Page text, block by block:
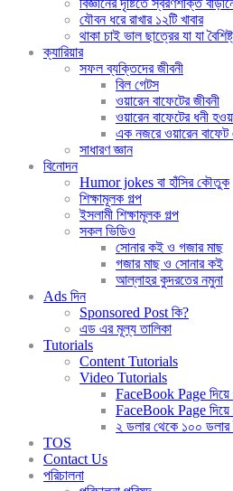
বিজ্ঞানের দৃষ্টিতে স্বরণশক্তি
যৌবন ধরে রাখার ১২টি খাবার
থাকা চাই ভাল ছাত্রের যা যা
ক্যারিয়ার
সফল ব্যক্তিদের জীবনী
বিল গেটস
ওয়ারেন বাফেটের জীবনী
ওয়ারেন বাফেটের ধনী
এক নজরে ওয়ারেন
সাধারণ জ্ঞান
বিনোদন
Humor jokes বা হাঁসির কৌতুক
শিক্ষামূলক গল্প
ইসলামী শিক্ষামূলক গল্প
সকল ভিডিও
সোনার কই ও গজার মাছ
গজার মাছ ও সোনার কই
আল্লাহর কুদরতের নমুনা
Ads দিন
Sponsored Post কি?
এড এর মূল্য তালিকা
Tutorials
Content Tutorials
Video Tutorials
FaceBook Page দিয়ে
FaceBook Page দিয়ে
২ ডলার থেকে ১০০ ডলার
TOS
Contact Us
পরিচালনা